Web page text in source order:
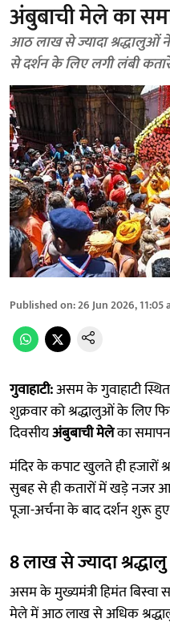
अंबुबाची मेले का
आठ लाख से ज्यादा श्रद्धालुओं
से दर्शन के लिए लगी लंबी
Published on:26 Jun 2026, 11:05
गुवाहाटी:असम के गुवाहाटी
शुक्रवार को श्रद्धालुओं के लिए
दिवसीयअंबुबाची मेलेका समापन
मंदिर के कपाट खुलते ही हजारों
सुबह से ही कतारों में खड़े नजर
पूजा-अर्चना के बाद दर्शन शुरू
8 लाख से ज्यादा
असम के मुख्यमंत्री हिमंत बिस्वा
मेले में आठ लाख से अधिक